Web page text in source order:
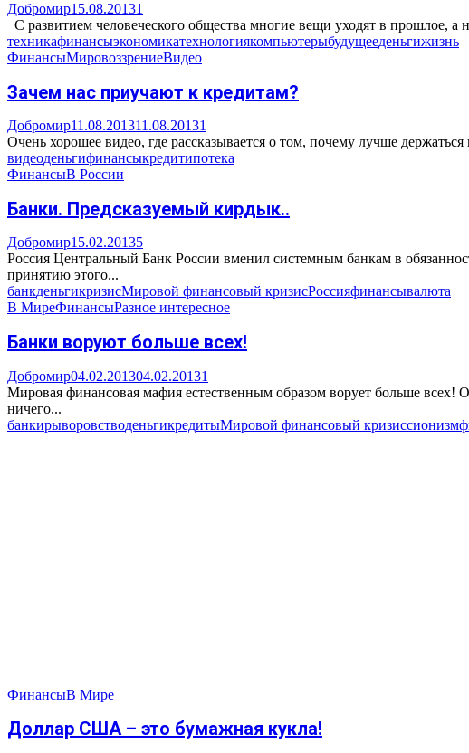
Добромир15.08.20131
С развитием человеческого общества многие вещи уходят в прошлое,
техникафинансыэкономикатехнологиякомпьютерыбудущееденьгижизнь
ФинансыМировоззрениеВидео
Зачем нас приучают к кредитам?
Добромир11.08.201311.08.20131
Очень хорошее видео, где рассказывается о том, почему лучше
видеоденьгифинансыкредитипотека
ФинансыВ России
Банки. Предсказуемый кирдык..
Добромир15.02.20135
Россия Центральный Банк России вменил системным банкам в
принятию этого...
банкденьгикризисМировой финансовый кризисРоссияфинансывалюта
В МиреФинансыРазное интересное
Банки воруют больше всех!
Добромир04.02.201304.02.20131
Мировая финансовая мафия естественным образом ворует больше всех!
ничего...
банкирыворовстводеньгикредитыМировой финансовый кризиссионизм
ФинансыВ Мире
Доллар США – это бумажная кукла!